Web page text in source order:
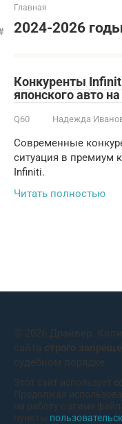
Главная
2024-2026 годы
Конкуренты
японского авто
Q60 Надежда
Современные
ситуация в премиум
Infiniti.
Читать полностью
© 2026 Драйвер.
сайта строго
судебном порядке
Этот сайт использует
Продолжая
на работу с этими
пункты